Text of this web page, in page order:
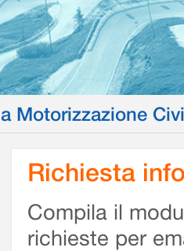
Motorizzazione
Richiesta
Compila il
richieste per